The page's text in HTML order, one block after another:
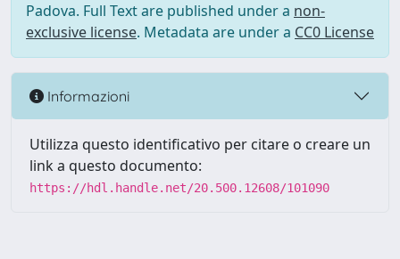
Padova. Full Text are published under a non-
exclusive license. Metadata are under a CC0 License
Informazioni
Utilizza questo identificativo per citare o creare un
link a questo documento:
https://hdl.handle.net/20.500.12608/101090